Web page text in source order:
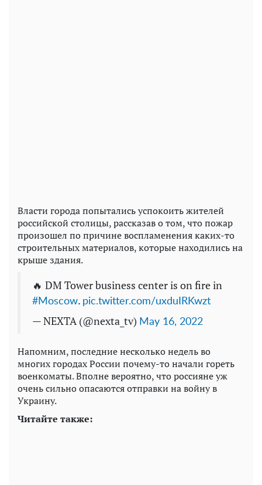
Власти города попытались успокоить жителей
российской столицы, рассказав о том, что пожар
произошел по причине воспламенения каких-то
строительных материалов, которые находились на
крыше здания.
🔥 DM Tower business center is on fire in
#Moscow. pic.twitter.com/uxduIRKwzt
— NEXTA (@nexta_tv) May 16, 2022
Напомним, последние несколько недель во
многих городах России почему-то начали гореть
военкоматы. Вполне вероятно, что россияне уж
очень сильно опасаются отправки на войну в
Украину.
Читайте также: